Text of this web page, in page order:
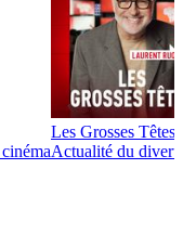
Les Grosses Têtes
Actualité du